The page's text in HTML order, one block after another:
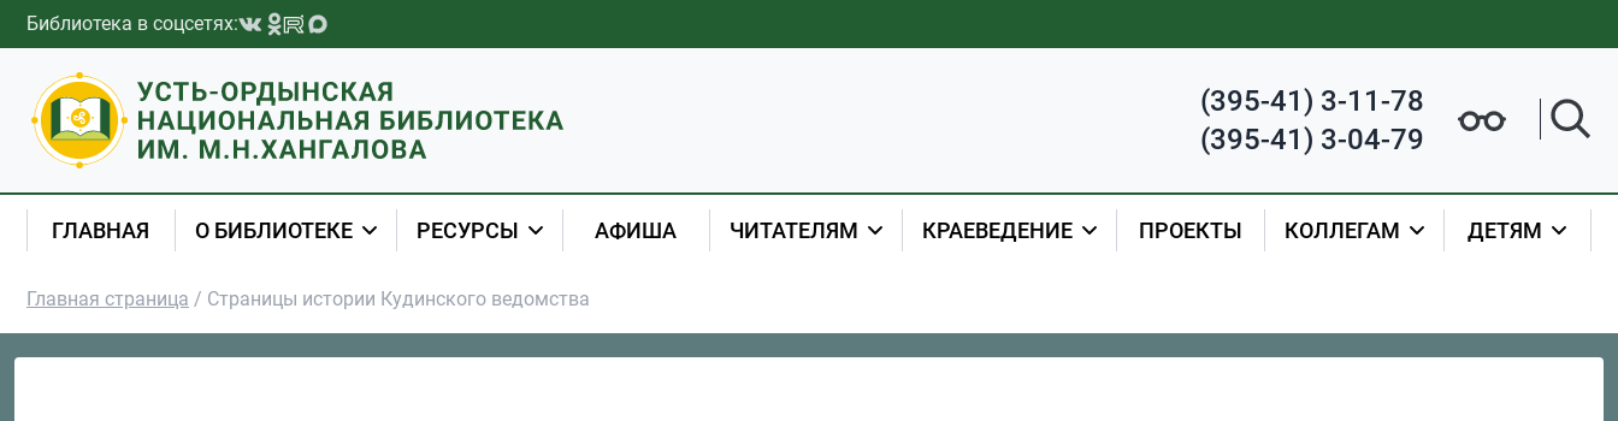
Перейти к содержимому
Библиотека в соцсетях:
(395-41) 3-11-78
(395-41) 3-04-79
ГЛАВНАЯ О БИБЛИОТЕКЕ РЕСУРСЫ АФИША ЧИТАТЕЛЯМ КРАЕВЕДЕНИЕ ПРОЕКТЫ КОЛЛЕГАМ ДЕТЯМ
Главная страница / Страницы истории Кудинского ведомства